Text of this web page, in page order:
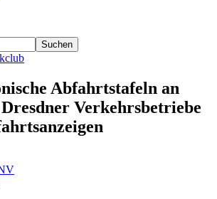
Suchen
Abfahrtstafeln an
Verkehrsbetriebe